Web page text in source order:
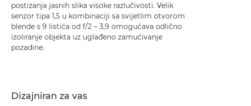
postizanja jasnih slika visoke razlučivosti. Velik
senzor tipa 1,5 u kombinaciji sa svijetlim otvorom
blende s 9 listića od f/2 – 3,9 omogućava odlično
izoliranje objekta uz uglađeno zamućivanje
pozadine.
Dizajniran za vas